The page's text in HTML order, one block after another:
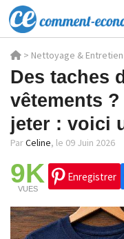
> Nettoyage & Entretien
Des taches
vêtements
jeter : voici
ParCeline, le 09 Juin 2026
9K
VUES
Enregistrer